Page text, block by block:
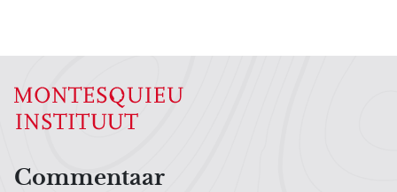
Hoofdnavigatiemenu
Commentaar